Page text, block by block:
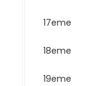
17eme
18eme
19eme